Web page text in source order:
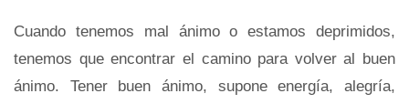
Cuando tenemos mal ánimo o estamos deprimidos,
tenemos que encontrar el camino para volver al buen
ánimo. Tener buen ánimo, supone energía, alegría,